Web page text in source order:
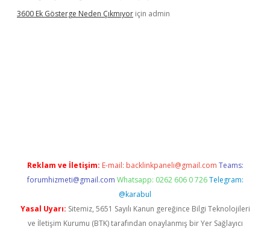
3600 Ek Gösterge Neden Çıkmıyor için admin
Reklam ve İletişim: E-mail: backlinkpaneli@gmail.com Teams:
forumhizmeti@gmail.com Whatsapp: 0262 606 0 726 Telegram:
@karabul
Yasal Uyarı: Sitemiz, 5651 Sayılı Kanun gereğince Bilgi Teknolojileri
ve İletişim Kurumu (BTK) tarafından onaylanmış bir Yer Sağlayıcı